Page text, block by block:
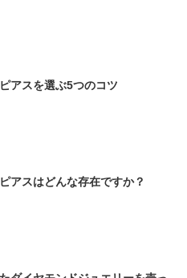
アスを選ぶ5つのコツ
アスはどんな存在ですか？